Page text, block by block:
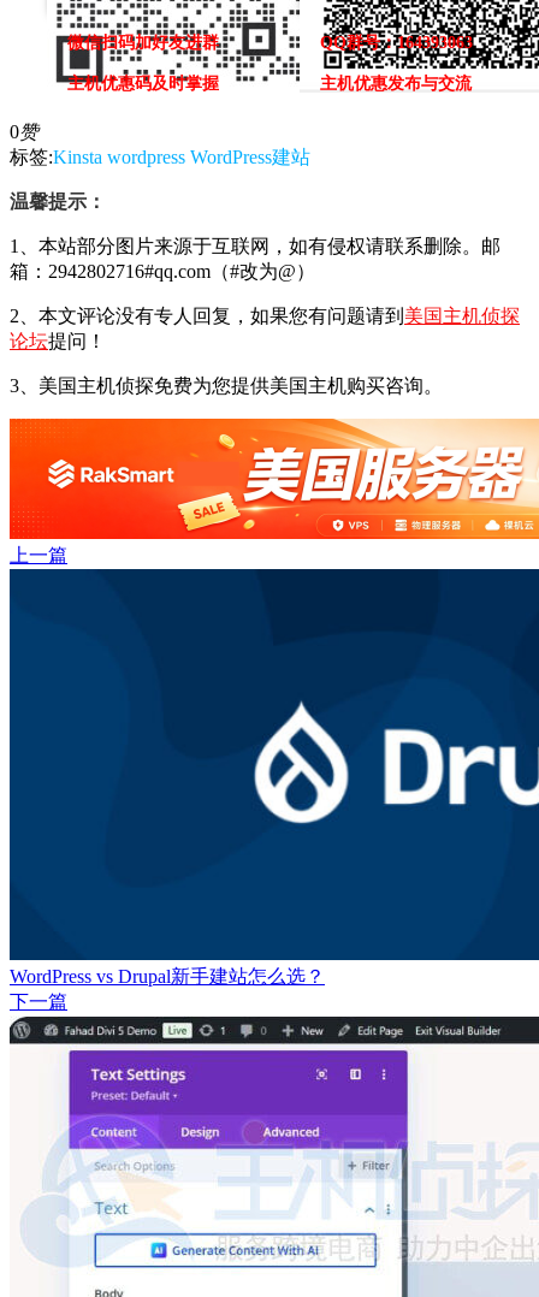
微信扫码加好友进群
主机优惠码及时掌握
QQ群号：164393063
主机优惠发布与交流
0赞
标签:Kinsta wordpress WordPress建站
温馨提示：
1、本站部分图片来源于互联网，如有侵权请联系删除。邮
箱：2942802716#qq.com（#改为@）
2、本文评论没有专人回复，如果您有问题请到 美国主机侦探
论坛提问！
3、美国主机侦探免费为您提供美国主机购买咨询。
上一篇
WordPress vs Drupal新手建站怎么选？
下一篇